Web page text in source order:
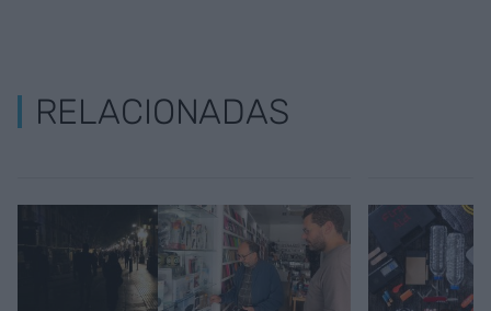
RELACIONADAS